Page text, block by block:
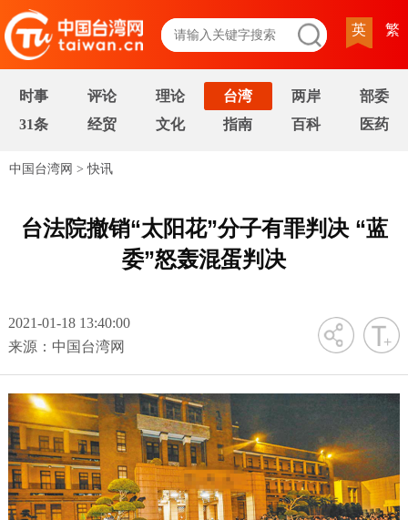
英 繁
时事 评论 理论 台湾 两岸
部委
31条
经贸 文化 指南 百科 医药
中国台湾网 >快讯
台法院撤销“太阳花”分子有罪判决 “蓝
委”怒轰混蛋判决
2021-01-18 13:40:00
来源：中国台湾网
字号